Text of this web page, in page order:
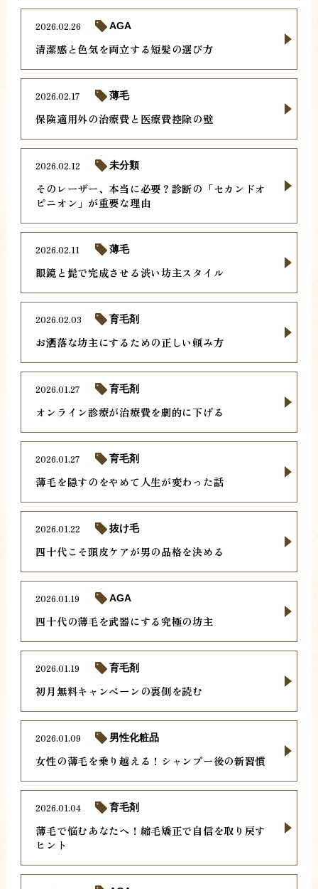
清潔感と色気を両立する短髪の選び方
2026.02.26 AGA
保険適用外の治療費と医療費控除の壁
2026.02.17 薄毛
そのレーザー、本当に必要？診断の「セカンドオ
ピニオン」が重要な理由
2026.02.12 未分類
眼鏡と髭で完成させる渋い坊主スタイル
2026.02.11 薄毛
お洒落な坊主にするための正しい頼み方
2026.02.03 育毛剤
オンライン診療が治療費を劇的に下げる
2026.01.27 育毛剤
薄毛を隠すのをやめて人生が変わった話
2026.01.27 育毛剤
四十代こそ頭皮ケアが男の品格を決める
2026.01.22 抜け毛
四十代の薄毛を武器にする究極の坊主
2026.01.19 AGA
初月無料キャンペーンの裏側を読む
2026.01.19 育毛剤
女性の薄毛を乗り越える！シャンプー後の新習慣
2026.01.09 男性化粧品
薄毛で悩むあなたへ！縮毛矯正で自信を取り戻す
ヒント
2026.01.04 育毛剤